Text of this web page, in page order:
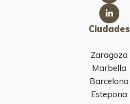
Ciudades
Zaragoza
Marbella
Barcelona
Estepona